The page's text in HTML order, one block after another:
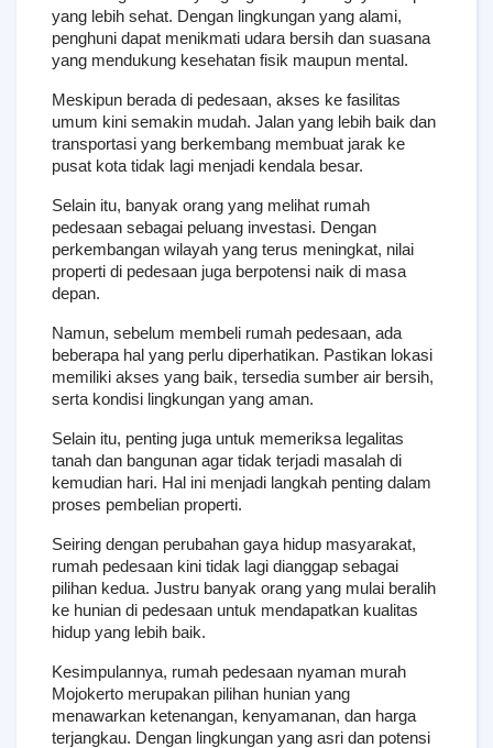
yang lebih sehat. Dengan lingkungan yang alami,
penghuni dapat menikmati udara bersih dan suasana
yang mendukung kesehatan fisik maupun mental.
Meskipun berada di pedesaan, akses ke fasilitas
umum kini semakin mudah. Jalan yang lebih baik dan
transportasi yang berkembang membuat jarak ke
pusat kota tidak lagi menjadi kendala besar.
Selain itu, banyak orang yang melihat rumah
pedesaan sebagai peluang investasi. Dengan
perkembangan wilayah yang terus meningkat, nilai
properti di pedesaan juga berpotensi naik di masa
depan.
Namun, sebelum membeli rumah pedesaan, ada
beberapa hal yang perlu diperhatikan. Pastikan lokasi
memiliki akses yang baik, tersedia sumber air bersih,
serta kondisi lingkungan yang aman.
Selain itu, penting juga untuk memeriksa legalitas
tanah dan bangunan agar tidak terjadi masalah di
kemudian hari. Hal ini menjadi langkah penting dalam
proses pembelian properti.
Seiring dengan perubahan gaya hidup masyarakat,
rumah pedesaan kini tidak lagi dianggap sebagai
pilihan kedua. Justru banyak orang yang mulai beralih
ke hunian di pedesaan untuk mendapatkan kualitas
hidup yang lebih baik.
Kesimpulannya, rumah pedesaan nyaman murah
Mojokerto merupakan pilihan hunian yang
menawarkan ketenangan, kenyamanan, dan harga
terjangkau. Dengan lingkungan yang asri dan potensi